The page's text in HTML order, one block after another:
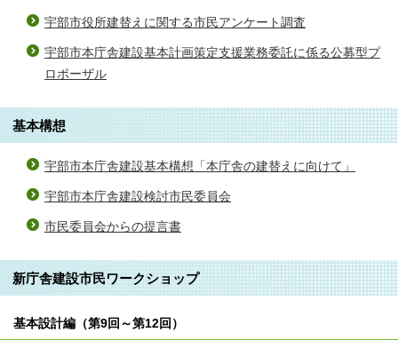
宇部市役所建替えに関する市民アンケート調査
宇部市本庁舎建設基本計画策定支援業務委託に係る公募型プ
ロポーザル
基本構想
宇部市本庁舎建設基本構想「本庁舎の建替えに向けて」
宇部市本庁舎建設検討市民委員会
市民委員会からの提言書
新庁舎建設市民ワークショップ
基本設計編（第9回～第12回）